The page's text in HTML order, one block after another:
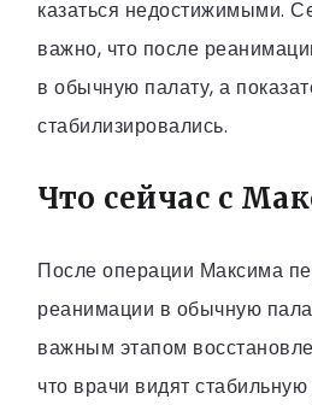
казаться недостижимыми.
важно, что после
в обычную палату, а
стабилизировались.
Что сейчас с
После операции Максима
реанимации в обычную
важным этапом
что врачи видят